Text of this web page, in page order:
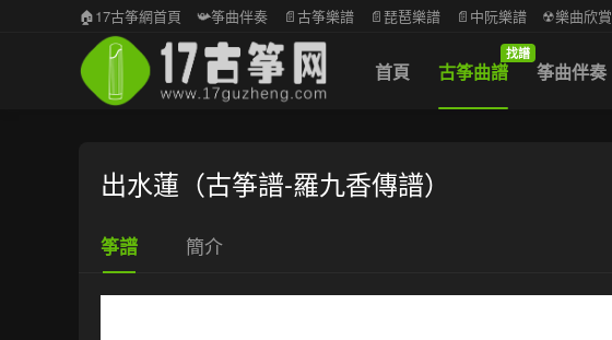
首頁 古筝曲譜
找譜
筝曲伴奏
🏠17古筝網首頁 📯筝曲伴奏 📄古筝樂譜 📄琵琶樂譜 📄中阮樂譜 ☢樂曲欣賞
出水蓮（古筝譜-羅九香傳譜）
筝譜 簡介